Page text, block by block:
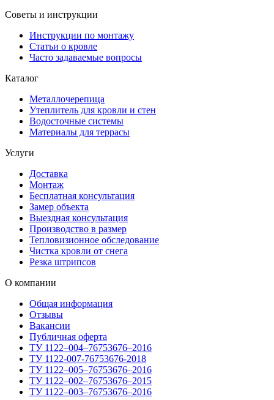
Советы и инструкции
Инструкции по монтажу
Статьи о кровле
Часто задаваемые вопросы
Каталог
Металлочерепица
Утеплитель для кровли и стен
Водосточные системы
Материалы для террасы
Услуги
Доставка
Монтаж
Бесплатная консультация
Замер объекта
Выездная консультация
Производство в размер
Тепловизионное обследование
Чистка кровли от снега
Резка штрипсов
О компании
Общая информация
Отзывы
Вакансии
Публичная оферта
ТУ 1122–004–76753676–2016
ТУ 1122-007-76753676-2018
ТУ 1122–005–76753676–2016
ТУ 1122–002–76753676–2015
ТУ 1122–003–76753676–2016